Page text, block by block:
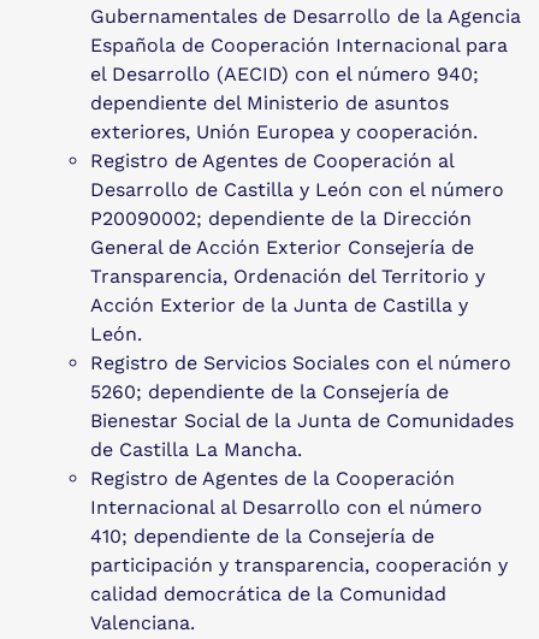
Gubernamentales de Desarrollo de la Agencia
Española de Cooperación Internacional para
el Desarrollo (AECID) con el número 940;
dependiente del Ministerio de asuntos
exteriores, Unión Europea y cooperación.
Registro de Agentes de Cooperación al
Desarrollo de Castilla y León con el número
P20090002; dependiente de la Dirección
General de Acción Exterior Consejería de
Transparencia, Ordenación del Territorio y
Acción Exterior de la Junta de Castilla y
León.
Registro de Servicios Sociales con el número
5260; dependiente de la Consejería de
Bienestar Social de la Junta de Comunidades
de Castilla La Mancha.
Registro de Agentes de la Cooperación
Internacional al Desarrollo con el número
410; dependiente de la Consejería de
participación y transparencia, cooperación y
calidad democrática de la Comunidad
Valenciana.